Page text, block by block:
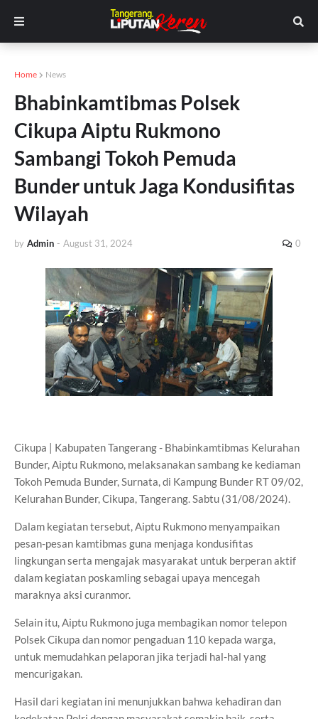
Home News
Bhabinkamtibmas Polsek
Cikupa Aiptu Rukmono
Sambangi Tokoh Pemuda
Bunder untuk Jaga Kondusifitas
Wilayah
by Admin - August 31, 2024 0
Cikupa | Kabupaten Tangerang - Bhabinkamtibmas Kelurahan
Bunder, Aiptu Rukmono, melaksanakan sambang ke kediaman
Tokoh Pemuda Bunder, Surnata, di Kampung Bunder RT 09/02,
Kelurahan Bunder, Cikupa, Tangerang. Sabtu (31/08/2024).
Dalam kegiatan tersebut, Aiptu Rukmono menyampaikan
pesan-pesan kamtibmas guna menjaga kondusifitas
lingkungan serta mengajak masyarakat untuk berperan aktif
dalam kegiatan poskamling sebagai upaya mencegah
maraknya aksi curanmor.
Selain itu, Aiptu Rukmono juga membagikan nomor telepon
Polsek Cikupa dan nomor pengaduan 110 kepada warga,
untuk memudahkan pelaporan jika terjadi hal-hal yang
mencurigakan.
Hasil dari kegiatan ini menunjukkan bahwa kehadiran dan